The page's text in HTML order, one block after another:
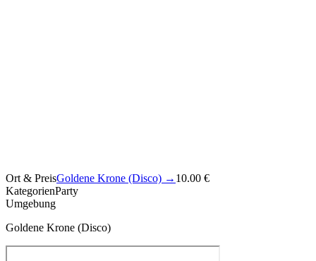
Ort & PreisGoldene Krone (Disco) → 10.00 €
KategorienParty
Umgebung
Goldene Krone (Disco)